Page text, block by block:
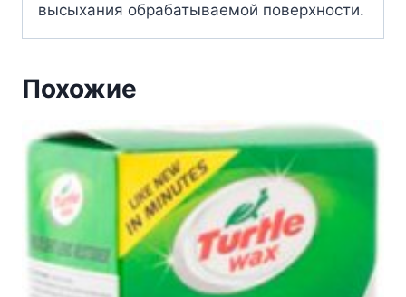
высыхания обрабатываемой поверхности.
Похожие